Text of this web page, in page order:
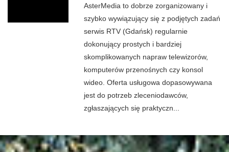
AsterMedia to dobrze zorganizowany i
szybko wywiązujący się z podjętych zadań
serwis RTV (Gdańsk) regularnie
dokonujący prostych i bardziej
skomplikowanych napraw telewizorów,
komputerów przenośnych czy konsol
wideo. Oferta usługowa dopasowywana
jest do potrzeb zleceniodawców,
zgłaszających się praktyczn...